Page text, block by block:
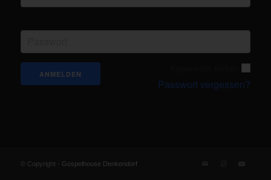
Passwort vergessen?
© Copyright - Gospelhouse Denkendorf